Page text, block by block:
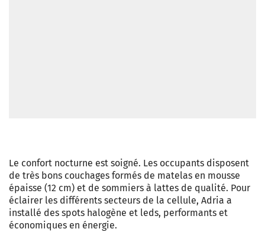
Le confort nocturne est soigné. Les occupants disposent
de très bons couchages formés de matelas en mousse
épaisse (12 cm) et de sommiers à lattes de qualité. Pour
éclairer les différents secteurs de la cellule, Adria a
installé des spots halogène et leds, performants et
économiques en énergie.